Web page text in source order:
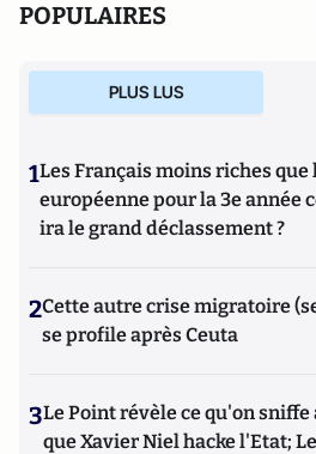
POPULAIRES
PLUS LUS
1Les Français moins riches que
européenne pour la 3e année
ira le grand déclassement ?
2Cette autre crise migratoire
se profile après Ceuta
3Le Point révèle ce qu'on
que Xavier Niel hacke l'Etat;